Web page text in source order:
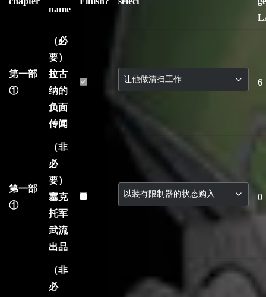
name
第一部
①
（必
要）
拉古
纳的
负面
传闻
6
第一部
①
（非
必
要）
塞克
托军
武流
出品
0
（非
必